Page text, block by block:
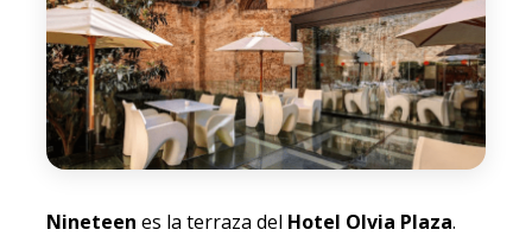
Nineteen es la terraza del Hotel Olvia Plaza.